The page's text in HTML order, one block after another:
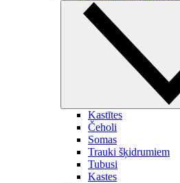
Kastītes
Čeholi
Somas
Trauki šķidrumiem
Tubusi
Kastes